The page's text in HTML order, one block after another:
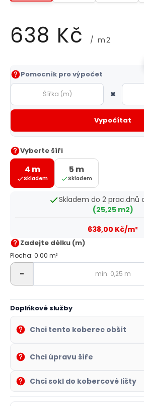
638 Kč / m2
Měrná
cena:
Pomocník pro výpočet
×
Vypočítat
Vyberte šíři
4 m
Skladem
5 m
Skladem
Zadejte délku (m)
Plocha: 0.00 m²
-
Skladem do 2 prac.dnů
(25,25 m2)
638,00 Kč/m²
Doplňkové služby
Chci tento koberec obšít
Chci úpravu šíře
Chci sokl do kobercové lišty